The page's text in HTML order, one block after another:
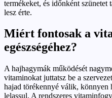
termékeket, és időnként szünetet
lesz érte.
Miért fontosak a
egészségéhez?
A hajhagymák működését
vitaminokat juttatsz be a
hajad törékennyé válik, könnyen
lelassul. A rendszeres